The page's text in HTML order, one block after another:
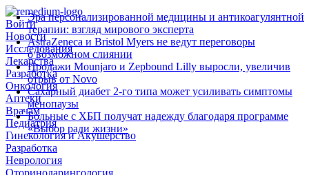
Войти
Новости
Исследования
Лекарства
Разработка
Онкология
Аптеки
Врачам
Педиатрия
Гинекология и Акушерство
Разработка
Неврология
Оториноларингология
Эра персонализированной медицины и антикоагулянтной
терапии: взгляд мирового эксперта
AstraZeneca и Bristol Myers не ведут переговоры
о возможном слиянии
Продажи Mounjaro и Zepbound Lilly выросли, увеличив
отрыв от Novo
Сахарный диабет 2‑го типа может усиливать симптомы
менопаузы
Больные с ХБП получат надежду благодаря программе
«Выбор ради жизни»